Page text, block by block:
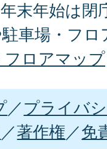
末年始は閉
車場・フ
ロアマップ
プライバ
著作権 免